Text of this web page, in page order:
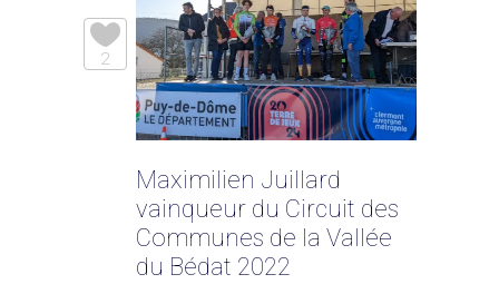
2
Maximilien Juillard
vainqueur du Circuit des
Communes de la Vallée
du Bédat 2022